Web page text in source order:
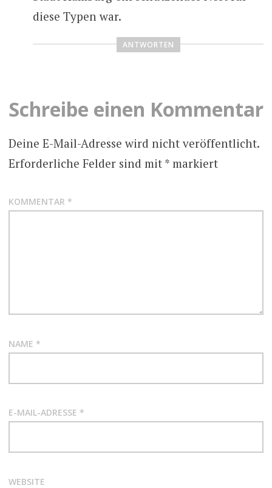
diese Typen war.
ANTWORTEN
Schreibe einen Kommentar
Deine E-Mail-Adresse wird nicht veröffentlicht.
Erforderliche Felder sind mit *markiert
KOMMENTAR *
NAME *
E-MAIL-ADRESSE *
WEBSITE